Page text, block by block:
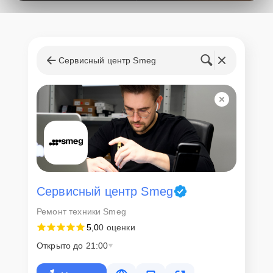
запчастей
Для всех клиентов действуют демократичные и фиксированные
цены. Конечная стоимость работ обсуждается с клиентом и не в
коем случае не может измениться в процессе работ. Сервис не
навязывает клиентам дополнительные услуги и не
предусматривает скрытые платежи. Рассчитать предварительную
стоимость ремонта можно с помощью нашегоКалькулятора
Скорость диагностики и
ремонта
Наша компания ценит время клиентов и понимает важность
оперативного решения любых вопросов. В среднем, ремонт
клиент сможет забрать свой гаджет в этот же день. При
Сервисный центр Smeg
Сервисный центр Smeg
Ремонт техники Smeg
5,00 оценки
Открыто до 21:00